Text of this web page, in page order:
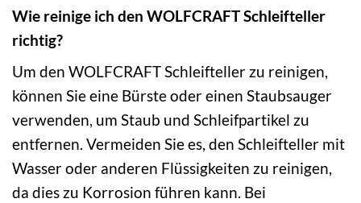
Wie reinige ich den WOLFCRAFT Schleifteller
richtig?
Um den WOLFCRAFT Schleifteller zu reinigen,
können Sie eine Bürste oder einen Staubsauger
verwenden, um Staub und Schleifpartikel zu
entfernen. Vermeiden Sie es, den Schleifteller mit
Wasser oder anderen Flüssigkeiten zu reinigen,
da dies zu Korrosion führen kann. Bei